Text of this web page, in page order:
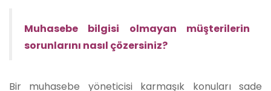
Muhasebe bilgisi olmayan müşterilerin
sorunlarını nasıl çözersiniz?
Bir muhasebe yöneticisi karmaşık konuları sade